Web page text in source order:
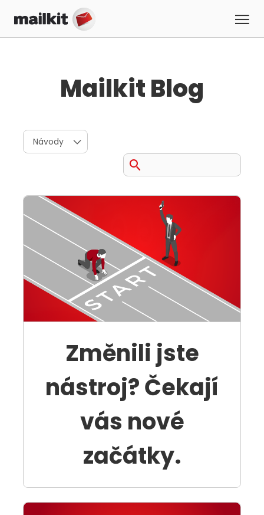
Mailkit Blog
Návody
Změnili jste
nástroj? Čekají
vás nové
začátky.